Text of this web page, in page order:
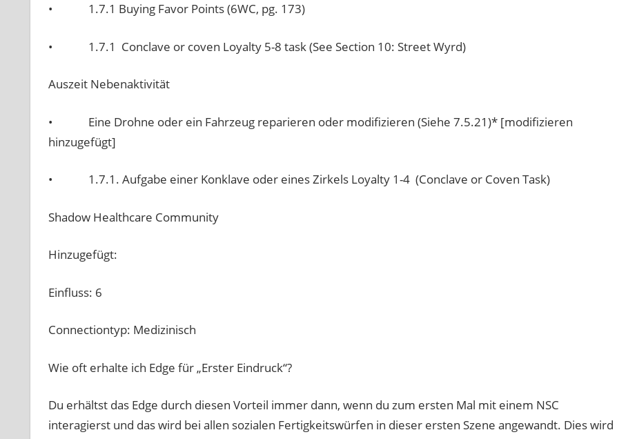
• 1.7.1 Buying Favor Points (6WC, pg. 173)
• 1.7.1 Conclave or coven Loyalty 5-8 task (See Section 10: Street Wyrd)
Auszeit Nebenaktivität
• Eine Drohne oder ein Fahrzeug reparieren oder modifizieren (Siehe 7.5.21)* [modifizieren
hinzugefügt]
• 1.7.1. Aufgabe einer Konklave oder eines Zirkels Loyalty 1-4 (Conclave or Coven Task)
Shadow Healthcare Community
Hinzugefügt:
Einfluss: 6
Connectiontyp: Medizinisch
Wie oft erhalte ich Edge für „Erster Eindruck“?
Du erhältst das Edge durch diesen Vorteil immer dann, wenn du zum ersten Mal mit einem NSC
interagierst und das wird bei allen sozialen Fertigkeitswürfen in dieser ersten Szene angewandt. Dies wird